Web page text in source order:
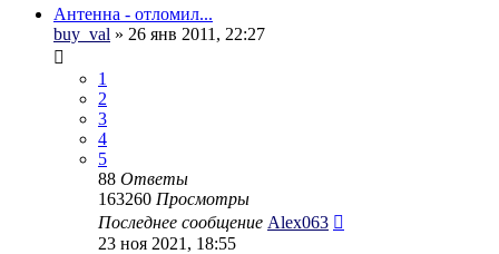
Антенна - отломил...
buy_val » 26 янв 2011, 22:27
1
2
3
4
5
88 Ответы
163260 Просмотры
Последнее сообщение Alex063
23 ноя 2021, 18:55